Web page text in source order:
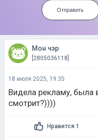
Отправить
Мон чэр
[2805036118]
18 июля 2025, 19:35
Видела рекламу, была
смотрит?))))
Нравится 1